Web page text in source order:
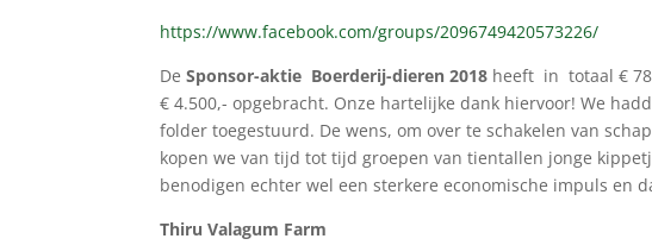
https://www.facebook.com/groups/2096749420573226/
DeSponsor-aktie Boerderij-dieren 2018 heeft in totaal €
€ 4.500,- opgebracht. Onze hartelijke dank hiervoor! We
folder toegestuurd. De wens, om over te schakelen van
kopen we van tijd tot tijd groepen van tientallen jonge
benodigen echter wel een sterkere economische impuls en
Thiru Valagum Farm